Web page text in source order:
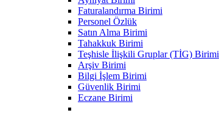
Faturalandırma Birimi
Personel Özlük
Satın Alma Birimi
Tahakkuk Birimi
Teşhisle İlişkili Gruplar (TİG) Birimi
Arşiv Birimi
Bilgi İşlem Birimi
Güvenlik Birimi
Eczane Birimi